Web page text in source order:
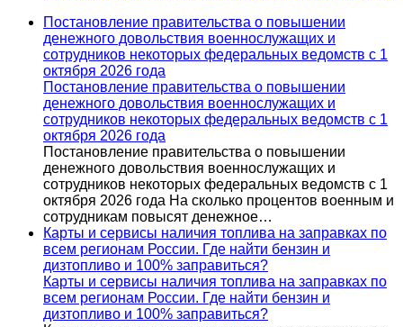
Постановление правительства о повышении
денежного довольствия военнослужащих и
сотрудников некоторых федеральных ведомств с 1
октября 2026 года
Постановление правительства о повышении
денежного довольствия военнослужащих и
сотрудников некоторых федеральных ведомств с 1
октября 2026 года
Постановление правительства о повышении
денежного довольствия военнослужащих и
сотрудников некоторых федеральных ведомств с 1
октября 2026 года На сколько процентов военным и
сотрудникам повысят денежное…
Карты и сервисы наличия топлива на заправках по
всем регионам России. Где найти бензин и
дизтопливо и 100% заправиться?
Карты и сервисы наличия топлива на заправках по
всем регионам России. Где найти бензин и
дизтопливо и 100% заправиться?